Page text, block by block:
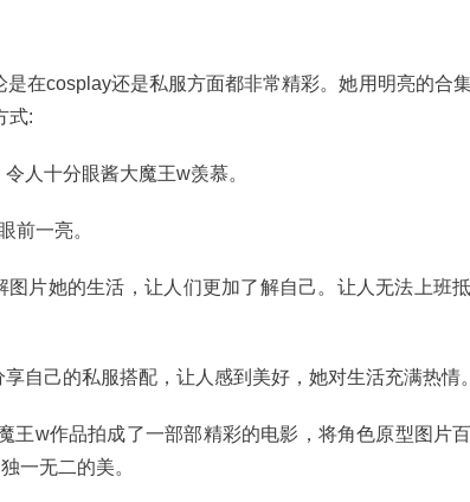
在cosplay还是私服方面都非常精彩。她用明亮的合
式:
人十分眼酱大魔王w羡慕。
前一亮。
片她的生活，让人们更加了解自己。让人无法上班
自己的私服搭配，让人感到美好，她对生活充满热情
王w作品拍成了一部部精彩的电影，将角色原型图片
一无二的美。